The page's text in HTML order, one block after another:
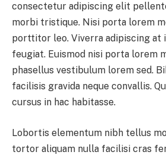
consectetur adipiscing elit
morbi tristique. Nisi porta lorem
porttitor leo. Viverra adipiscing at
feugiat. Euismod nisi porta lorem
phasellus vestibulum lorem sed.
facilisis gravida neque convallis.
cursus in hac habitasse.
Lobortis elementum nibh tellus
tortor aliquam nulla facilisi cras